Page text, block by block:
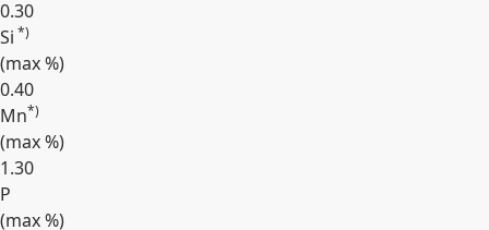
0.30
Si *)
(max%)
0.40
Mn*)
(max%)
1.30
P
(max%)